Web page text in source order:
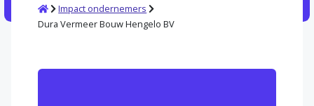
HomeImpact ondernemers
Dura Vermeer Bouw Hengelo BV